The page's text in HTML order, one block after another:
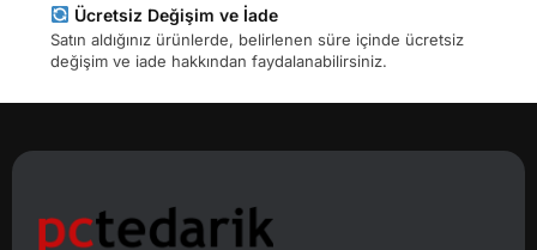
Ücretsiz Değişim ve İade
Satın aldığınız ürünlerde, belirlenen süre içinde ücretsiz
değişim ve iade hakkından faydalanabilirsiniz.